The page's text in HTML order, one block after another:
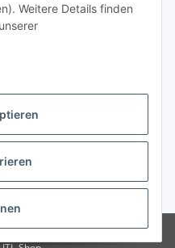
Weitere Details finden
Versand
Hanke